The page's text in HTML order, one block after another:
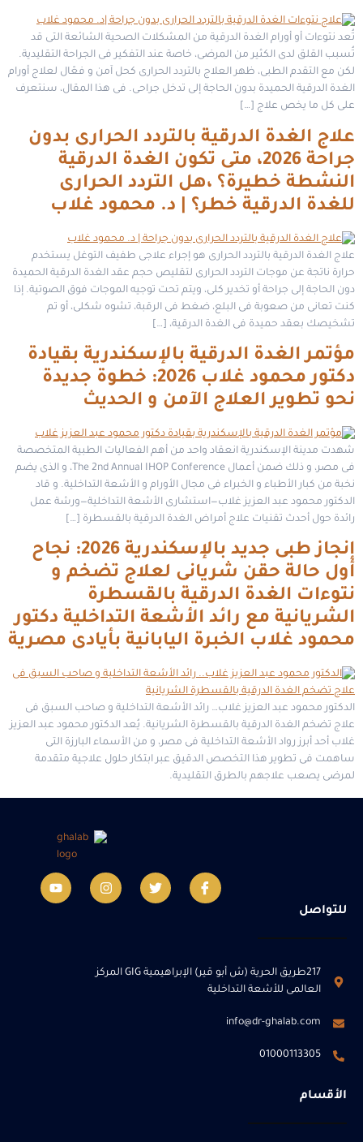
تُعد نتوءات أو أورام الغدة الدرقية من المشكلات الصحية الشائعة التى قد
تُسبب القلق لدى الكثير من المرضى، خاصة عند التفكير فى الجراحة التقليدية.
لكن مع التقدم الطبى، ظهر العلاج بالتردد الحرارى كحل آمن و فعّال لعلاج أورام
الغدة الدرقية الحميدة بدون الحاجة إلى تدخل جراحى. فى هذا المقال، سنتعرف
على كل ما يخص علاج […]
علاج الغدة الدرقية بالتردد الحرارى بدون
جراحة 2026، متى تكون الغدة الدرقية
النشطة خطيرة؟ ،هل التردد الحرارى
للغدة الدرقية خطر؟ | د. محمود غلاب
علاج الغدة الدرقية بالتردد الحرارى هو إجراء علاجى طفيف التوغل يستخدم
حرارة ناتجة عن موجات التردد الحرارى لتقليص حجم عقد الغدة الدرقية الحميدة
دون الحاجة إلى جراحة أو تخدير كلى، ويتم تحت توجيه الموجات فوق الصوتية. إذا
كنت تعانى من صعوبة فى البلع، ضغط فى الرقبة، تشوه شكلى، أو تم
تشخيصك بعقد حميدة فى الغدة الدرقية، […]
مؤتمر الغدة الدرقية بالإسكندرية بقيادة
دكتور محمود غلاب 2026: خطوة جديدة
نحو تطوير العلاج الآمن و الحديث
شهدت مدينة الإسكندرية انعقاد واحد من أهم الفعاليات الطبية المتخصصة
فى مصر، و ذلك ضمن أعمال The 2nd Annual IHOP Conference، و الذى يضم
نخبة من كبار الأطباء و الخبراء فى مجال الأورام و الأشعة التداخلية. و قاد
الدكتور محمود عبد العزيز غلاب—استشارى الأشعة التداخلية—ورشة عمل
رائدة حول أحدث تقنيات علاج أمراض الغدة الدرقية بالقسطرة […]
إنجاز طبى جديد بالإسكندرية 2026: نجاح
أول حالة حقن شريانى لعلاج تضخم و
نتوءات الغدة الدرقية بالقسطرة
الشريانية مع رائد الأشعة التداخلية دكتور
محمود غلاب الخبرة اليابانية بأيادى مصرية
الدكتور محمود عبد العزيز غلاب… رائد الأشعة التداخلية و صاحب السبق فى
علاج تضخم الغدة الدرقية بالقسطرة الشريانية. يُعد الدكتور محمود عبد العزيز
غلاب أحد أبرز رواد الأشعة التداخلية فى مصر، و من الأسماء البارزة التى
ساهمت فى تطوير هذا التخصص الدقيق عبر ابتكار حلول علاجية متقدمة
لمرضى يصعب علاجهم بالطرق التقليدية.
للتواصل
217طريق الحرية (ش أبو قير) الإبراهيمية GIG المركز
العالمى للأشعة التداخلية
info@dr-ghalab.com
01000113305
الأقسام